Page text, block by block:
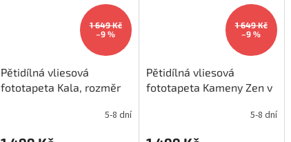
1 649 Kč
–9 %
Pětidílná vliesová
fototapeta Kala, rozměr
5-8 dní
1 649 Kč
–9 %
Pětidílná vliesová
fototapeta Kameny Zen v
375x250cm, MS-5-01185-8 dní